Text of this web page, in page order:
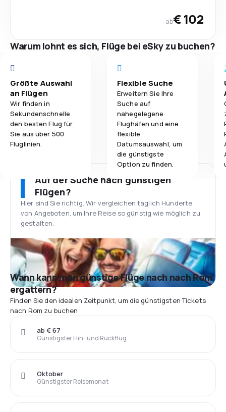
ab€ 102
Warum lohnt es sich, Flüge bei eSky zu buchen?
Größte Auswahl
an Flügen
Wir finden in
Sekundenschnelle
den besten Flug für
Sie aus über 500
Fluglinien.
Flexible Suche
Erweitern Sie Ihre
Suche auf
nahegelegene
Flughäfen und eine
flexible
Datumsauswahl, um
die günstigste
Option zu finden.
Auf der Suche nach günstigen
Flügen?
Hier sind Sie richtig. Wir vergleichen täglich Hunderte
von Angeboten, um Ihre Reise so günstig wie möglich zu
gestalten.
Wann kann man günstige Flüge nach nach Rom
ergattern?
Finden Sie den idealen Zeitpunkt, um die günstigsten Tickets
nach Rom zu buchen
Günstigster Hin- und Rückflug
ab € 67
Günstigster Reisemonat
Oktober